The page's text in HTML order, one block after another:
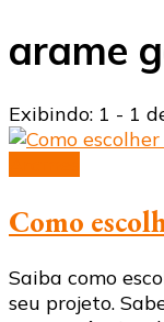
arame
Exibindo: 1 - 1
Como
Saiba como
seu projeto.